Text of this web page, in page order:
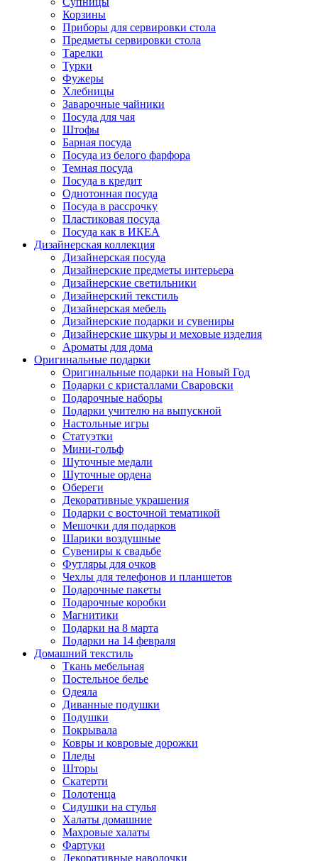
Корзины
Приборы для сервировки стола
Предметы сервировки стола
Тарелки
Турки
Фужеры
Хлебницы
Заварочные чайники
Посуда для чая
Штофы
Барная посуда
Посуда из белого фарфора
Темная посуда
Посуда в кредит
Однотонная посуда
Посуда в рассрочку
Пластиковая посуда
Посуда как в ИКЕА
Дизайнерская коллекция
Дизайнерская посуда
Дизайнерские предметы интерьера
Дизайнерские светильники
Дизайнерский текстиль
Дизайнерская мебель
Дизайнерские подарки и сувениры
Дизайнерские шкуры и меховые изделия
Ароматы для дома
Оригинальные подарки
Оригинальные подарки на Новый Год
Подарки с кристаллами Сваровски
Подарочные наборы
Подарки учителю на выпускной
Настольные игры
Статуэтки
Мини-гольф
Шуточные медали
Шуточные ордена
Обереги
Декоративные украшения
Подарки с восточной тематикой
Мешочки для подарков
Шарики воздушные
Сувениры к свадьбе
Футляры для очков
Чехлы для телефонов и планшетов
Подарочные пакеты
Подарочные коробки
Магнитики
Подарки на 8 марта
Подарки на 14 февраля
Домашний текстиль
Ткань мебельная
Постельное белье
Одеяла
Диванные подушки
Подушки
Покрывала
Ковры и ковровые дорожки
Пледы
Шторы
Скатерти
Полотенца
Сидушки на стулья
Халаты домашние
Махровые халаты
Фартуки
Декоративные наволочки